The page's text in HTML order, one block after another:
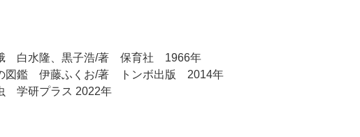
白水隆、黒子浩/著 保育社 1966年
の図鑑 伊藤ふくお/著 トンボ出版 2014年
学研プラス 2022年